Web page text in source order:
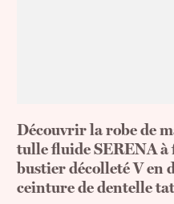
Découvrir la robe de
tulle fluide SERENA à
bustier décolleté V en
ceinture de dentelle